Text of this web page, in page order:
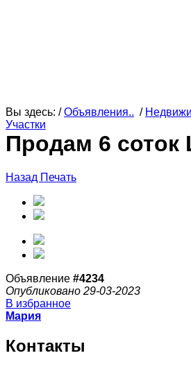
Вы здесь: /Объявления.. /
Участки
Продам 6
Назад Печать
Объявление #4234
Опубликовано 29-03-2023
В избранное
Мария
Контакты